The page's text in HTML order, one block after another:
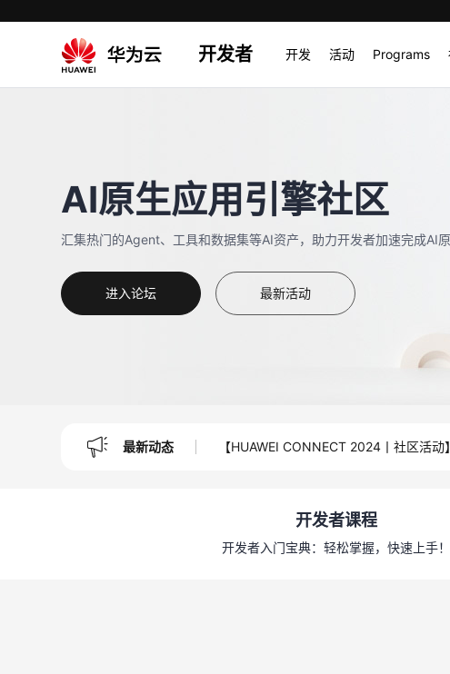
开发者 开发 活动 Programs
AI原生应用引擎社区
汇集热门的Agent、工具和数据集等AI资产，助力开发者加速完成AI原
进入论坛 最新活动
最新动态 【HUAWEI CONNECT 2024丨社区活
开发者课程
开发者入门宝典：轻松掌握，快速上手！